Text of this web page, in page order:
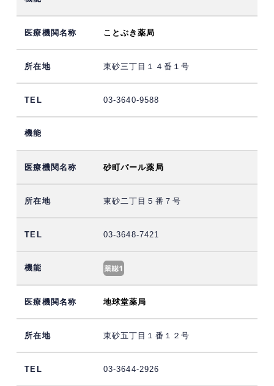
ことぶき薬局
東砂三丁目１４番１号
03-3640-9588
砂町パール薬局
東砂二丁目５番７号
03-3648-7421
地球堂薬局
東砂五丁目１番１２号
03-3644-2926